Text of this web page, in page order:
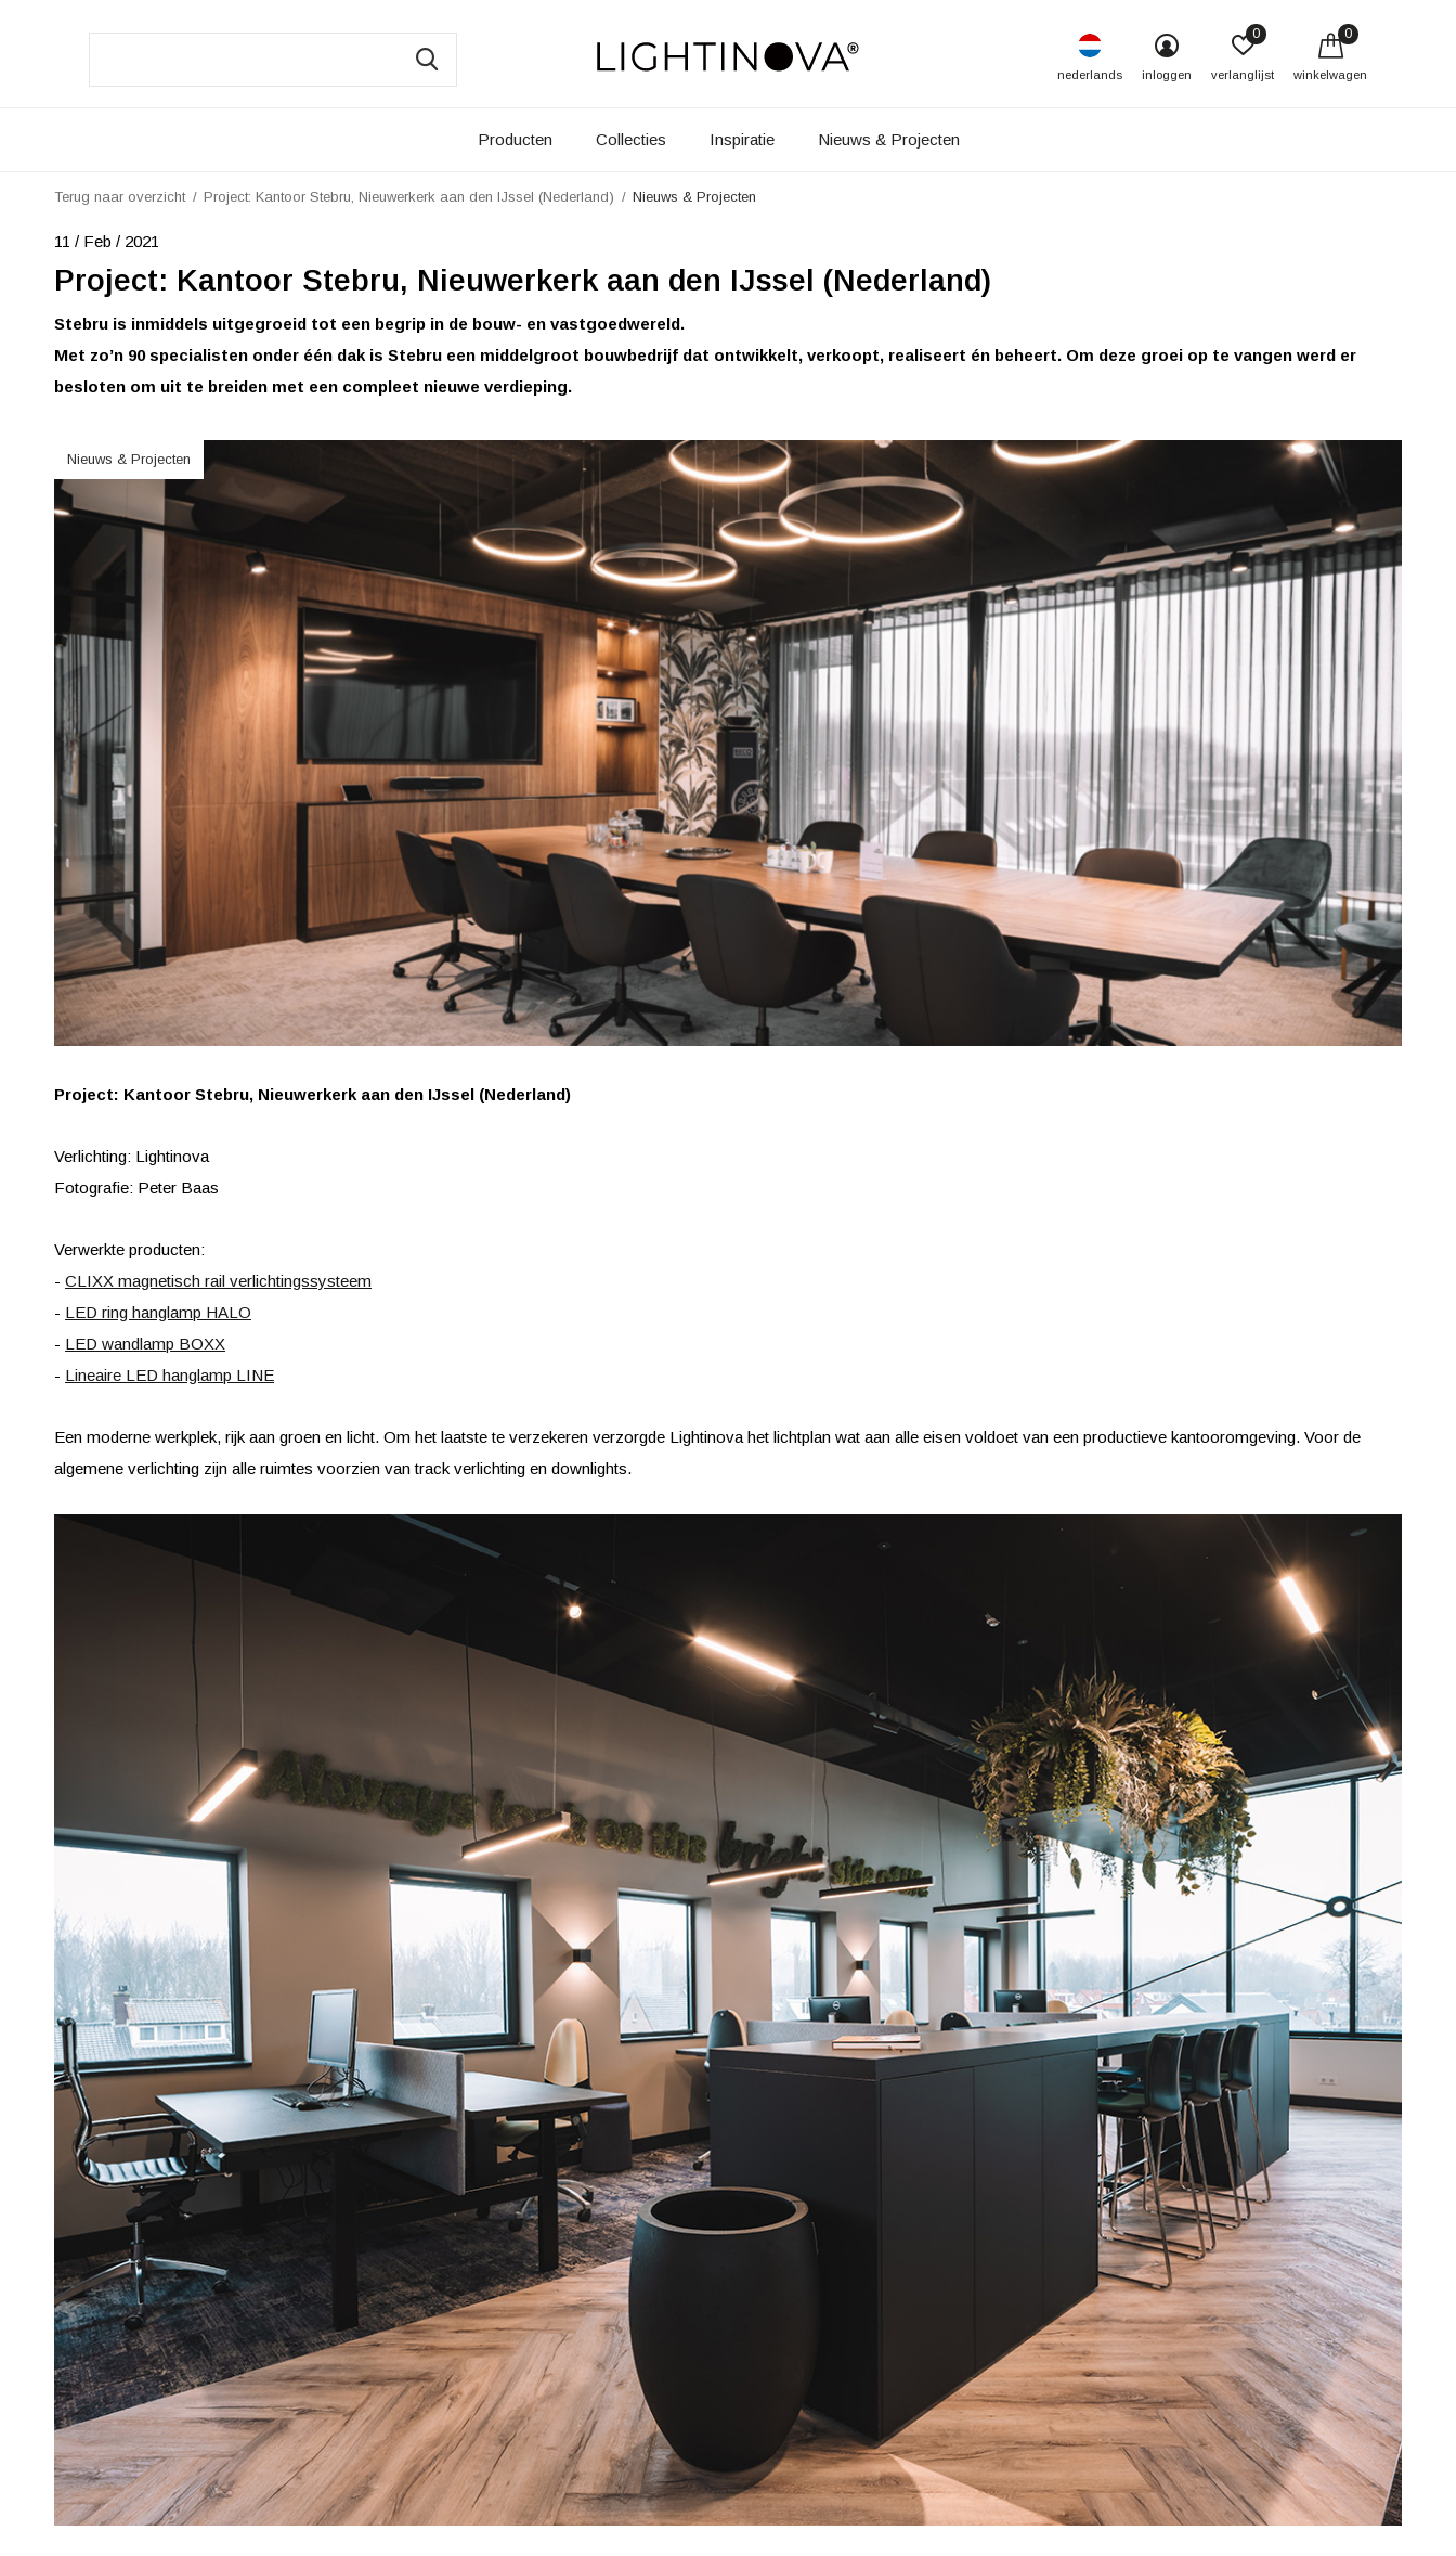
Producten Collecties Inspiratie Nieuws & Projecten
nederlands inloggen verlanglijst
0
winkelwagen
0
Terug naar overzicht Project: Kantoor Stebru, Nieuwerkerk aan den IJssel (Nederland) Nieuws & Projecten
11 / Feb / 2021
Project: Kantoor Stebru, Nieuwerkerk aan den IJssel (Nederland)
Stebru is inmiddels uitgegroeid tot een begrip in de bouw- en vastgoedwereld.
Met zo’n 90 specialisten onder één dak is Stebru een middelgroot bouwbedrijf dat ontwikkelt, verkoopt, realiseert én beheert. Om deze groei op te vangen werd er
besloten om uit te breiden met een compleet nieuwe verdieping.
Nieuws & Projecten
Project: Kantoor Stebru, Nieuwerkerk aan den IJssel (Nederland)
Verlichting: Lightinova
Fotografie: Peter Baas
Verwerkte producten:
- CLIXX magnetisch rail verlichtingssysteem
- LED ring hanglamp HALO
- LED wandlamp BOXX
- Lineaire LED hanglamp LINE
Een moderne werkplek, rijk aan groen en licht. Om het laatste te verzekeren verzorgde Lightinova het lichtplan wat aan alle eisen voldoet van een productieve kantooromgeving. Voor de
algemene verlichting zijn alle ruimtes voorzien van track verlichting en downlights.